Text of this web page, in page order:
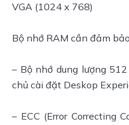
VGA (1024 x 768)
Bộ nhớ RAM cần đảm
– Bộ nhớ dung lượng
chủ cài đặt Deskop
– ECC (Error Correcting